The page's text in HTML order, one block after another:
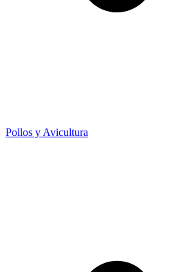
Pollos y Avicultura